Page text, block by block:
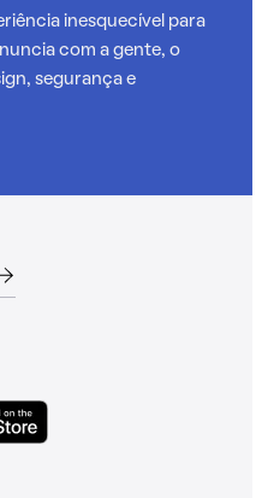
inesquecível para
com a gente, o
segurança e